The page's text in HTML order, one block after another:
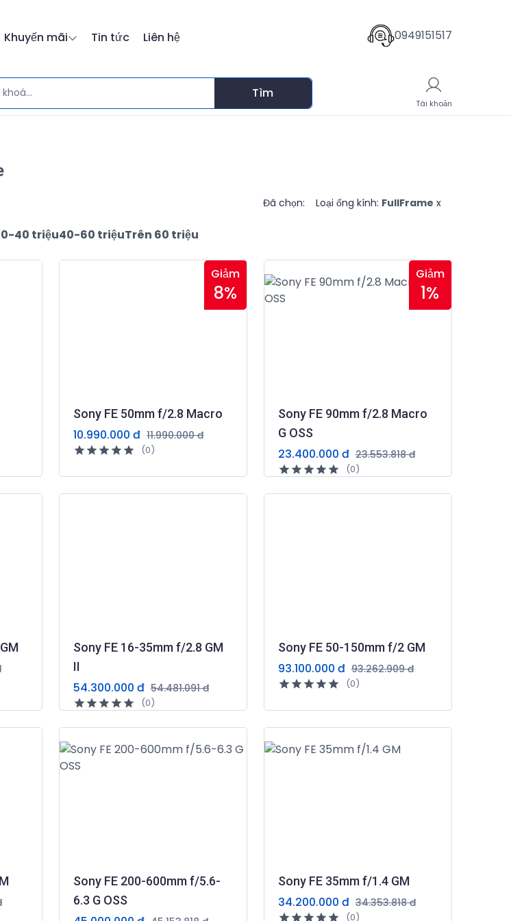
Khuyến mãi Tin tức Liên hệ 0949151517
Tìm
Tài khoản
Đã chọn: Loại ống kính: FullFrame x
40 triệu40-60 triệuTrên 60 triệu
Giảm
8%
Sony FE 50mm f/2.8 Macro
10.990.000 đ 11.990.000 đ
(0)
Giảm
1%
Sony FE 90mm f/2.8 Macro
G OSS
23.400.000 đ 23.553.818 đ
(0)
Sony FE 16-35mm f/2.8 GM
II
54.300.000 đ 54.481.091 đ
(0)
Sony FE 50-150mm f/2 GM
93.100.000 đ 93.262.909 đ
(0)
Sony FE 200-600mm f/5.6-
6.3 G OSS
Sony FE 35mm f/1.4 GM
34.200.000 đ 34.353.818 đ
(0)